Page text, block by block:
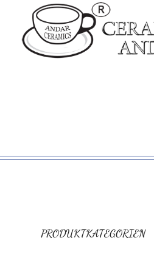
PRODUKTKATEGORIEN